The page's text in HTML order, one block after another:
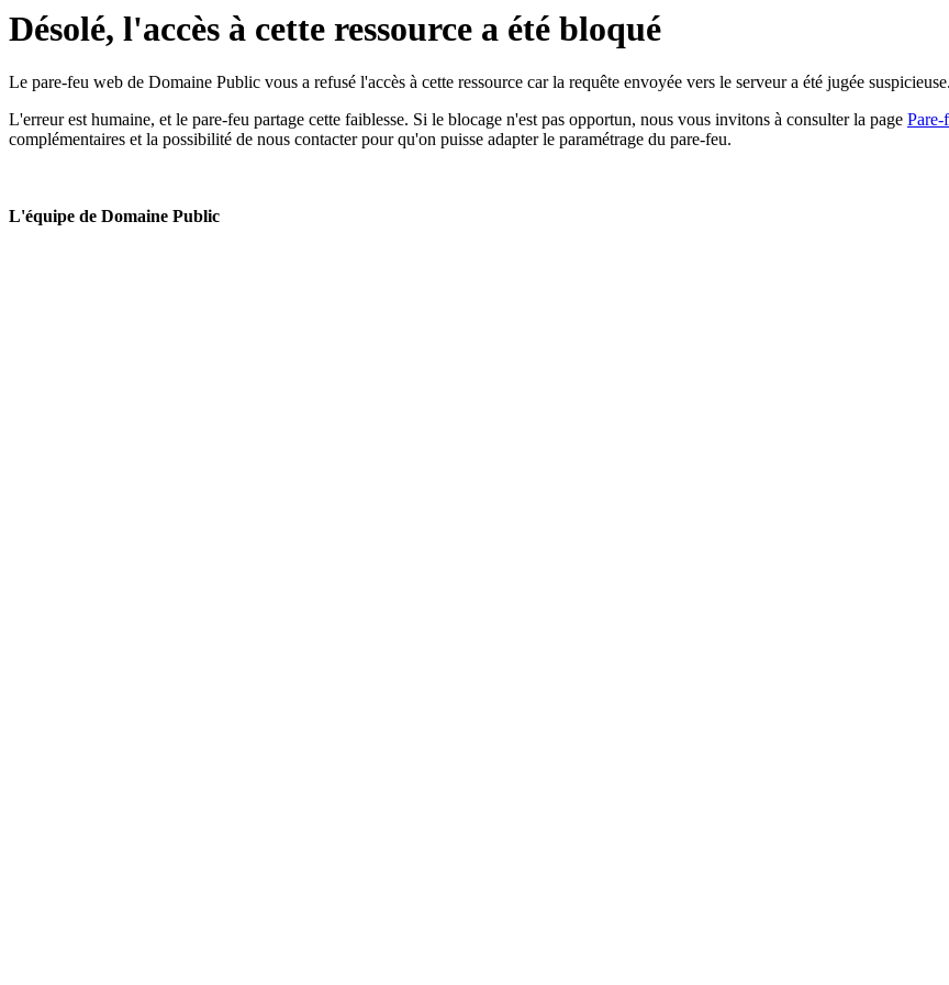
Désolé, l'accès à cette ressource a été bloqué
Le pare-feu web de Domaine Public vous a refusé l'accès à cette ressource car la requête envoyée vers le serveur a été jugée suspicieuse.
L'erreur est humaine, et le pare-feu partage cette faiblesse. Si le blocage n'est pas opportun, nous vous invitons à consulter la page Pare-
complémentaires et la possibilité de nous contacter pour qu'on puisse adapter le paramétrage du pare-feu.
L'équipe de Domaine Public